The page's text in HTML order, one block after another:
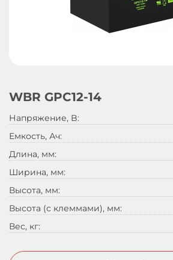
WBR GPC12-14
Напряжение, B:
Емкость, Ач:
Длина, мм:
Ширина, мм:
Высота, мм:
Высота (с клеммами), мм:
Вес, кг: